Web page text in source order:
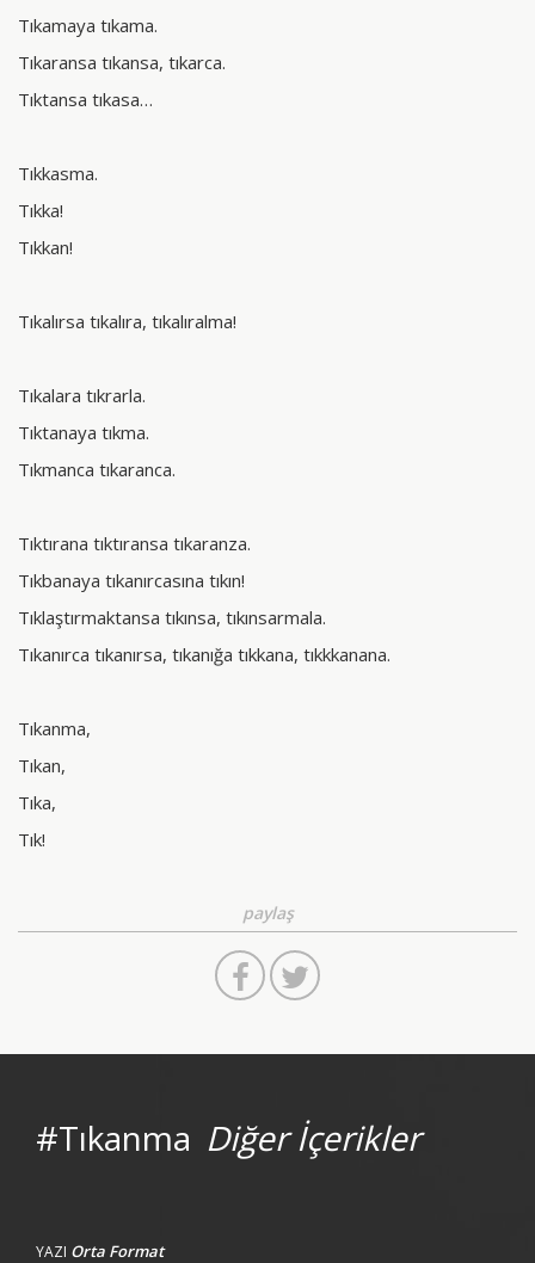
Tıkamaya tıkama.
Tıkaransa tıkansa, tıkarca.
Tıktansa tıkasa…
Tıkkasma.
Tıkka!
Tıkkan!
Tıkalırsa tıkalıra, tıkalıralma!
Tıkalara tıkrarla.
Tıktanaya tıkma.
Tıkmanca tıkaranca.
Tıktırana tıktıransa tıkaranza.
Tıkbanaya tıkanırcasına tıkın!
Tıklaştırmaktansa tıkınsa, tıkınsarmala.
Tıkanırca tıkanırsa, tıkanığa tıkkana, tıkkkanana.
Tıkanma,
Tıkan,
Tıka,
Tık!
paylaş
#Tıkanma Diğer İçerikler
YAZI Orta Format